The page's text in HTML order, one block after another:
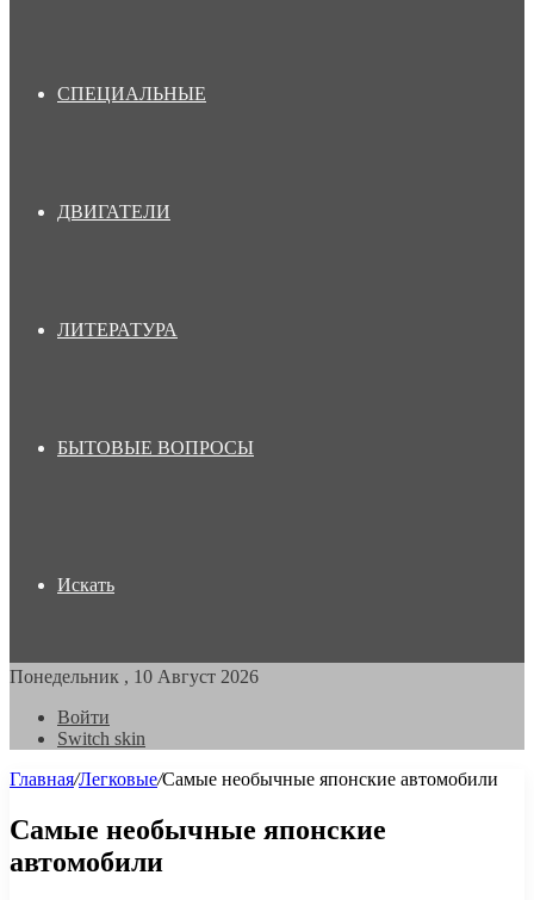
СПЕЦИАЛЬНЫЕ
ДВИГАТЕЛИ
ЛИТЕРАТУРА
БЫТОВЫЕ ВОПРОСЫ
Искать
Понедельник , 10 Август 2026
Войти
Switch skin
Главная/Легковые/Самые необычные японские автомобили
Самые необычные японские
автомобили